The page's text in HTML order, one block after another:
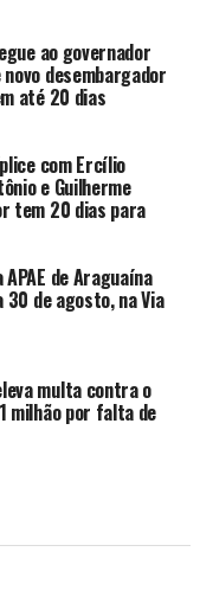
ao governador
desembargador
até 20 dias
com Ercílio
e Guilherme
tem 20 dias para
de Araguaína
de agosto, na Via
multa contra o
milhão por falta de